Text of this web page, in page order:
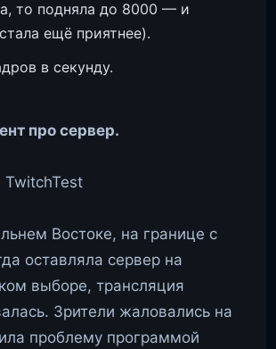
то подняла до 8000 — и
ещё приятнее).
в секунду.
про сервер.
Востоке, на границе с
оставляла сервер на
выборе, трансляция
Зрители жаловались на
проблему программой